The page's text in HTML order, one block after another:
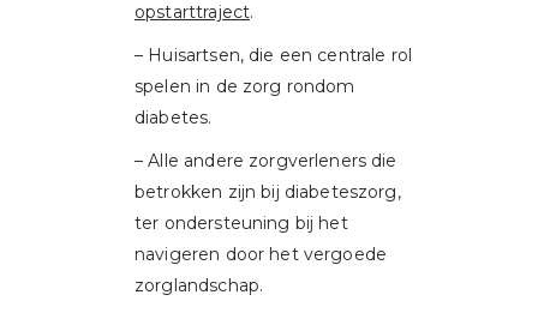
opstarttraject.
– Huisartsen, die een centrale rol
spelen in de zorg rondom
diabetes.
– Alle andere zorgverleners die
betrokken zijn bij diabeteszorg,
ter ondersteuning bij het
navigeren door het vergoede
zorglandschap.